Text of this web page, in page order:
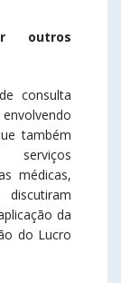
outros
consulta
também
serviços
médicas,
da
do Lucro